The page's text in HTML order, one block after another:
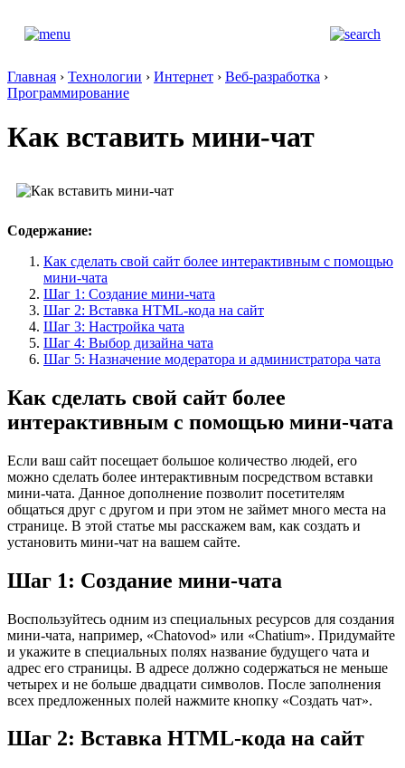
Главная › Технологии › Интернет › Веб-разработка ›
Программирование
Как вставить мини-чат
Содержание:
Как сделать свой сайт более интерактивным с помощью
мини-чата
Шаг 1: Создание мини-чата
Шаг 2: Вставка HTML-кода на сайт
Шаг 3: Настройка чата
Шаг 4: Выбор дизайна чата
Шаг 5: Назначение модератора и администратора чата
Как сделать свой сайт более
интерактивным с помощью мини-чата
Если ваш сайт посещает большое количество людей, его
можно сделать более интерактивным посредством вставки
мини-чата. Данное дополнение позволит посетителям
общаться друг с другом и при этом не займет много места на
странице. В этой статье мы расскажем вам, как создать и
установить мини-чат на вашем сайте.
Шаг 1: Создание мини-чата
Воспользуйтесь одним из специальных ресурсов для создания
мини-чата, например, «Chatovod» или «Chatium». Придумайте
и укажите в специальных полях название будущего чата и
адрес его страницы. В адресе должно содержаться не меньше
четырех и не больше двадцати символов. После заполнения
всех предложенных полей нажмите кнопку «Создать чат».
Шаг 2: Вставка HTML-кода на сайт